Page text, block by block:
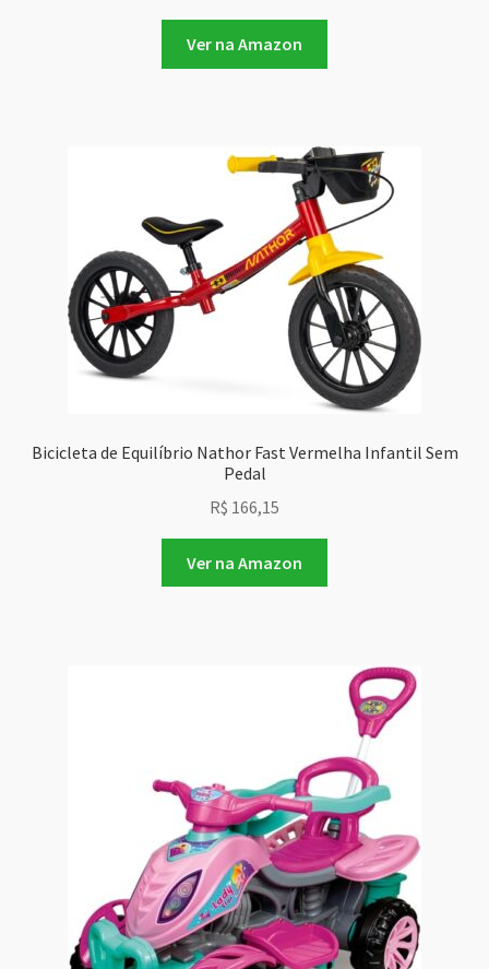
Ver na Amazon
Bicicleta de Equilíbrio Nathor Fast Vermelha Infantil Sem
Pedal
R$ 166,15
Ver na Amazon